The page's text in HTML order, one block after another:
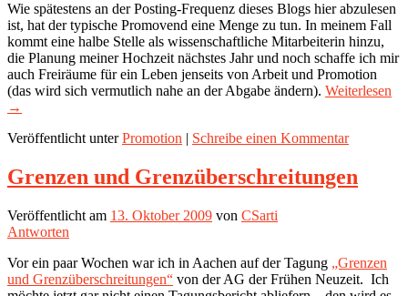
Wie spätestens an der Posting-Frequenz dieses Blogs hier abzulesen
ist, hat der typische Promovend eine Menge zu tun. In meinem Fall
kommt eine halbe Stelle als wissenschaftliche Mitarbeiterin hinzu,
die Planung meiner Hochzeit nächstes Jahr und noch schaffe ich mir
auch Freiräume für ein Leben jenseits von Arbeit und Promotion
(das wird sich vermutlich nahe an der Abgabe ändern). Weiterlesen
→
Veröffentlicht unter Promotion | Schreibe einen Kommentar
Grenzen und Grenzüberschreitungen
Veröffentlicht am 13. Oktober 2009 von CSarti
Antworten
Vor ein paar Wochen war ich in Aachen auf der Tagung „Grenzen
und Grenzüberschreitungen“ von der AG der Frühen Neuzeit. Ich